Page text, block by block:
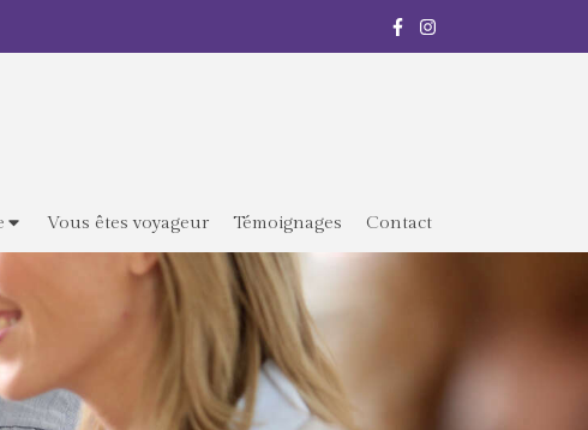
Vous êtes voyageur Témoignages Contact